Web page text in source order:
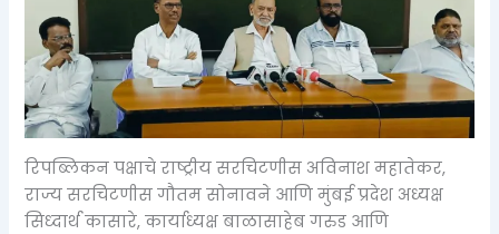
रिपब्लिकन पक्षाचे राष्ट्रीय सरचिटणीस अविनाश महातेकर,
राज्य सरचिटणीस गौतम सोनावने आणि मुंबई प्रदेश अध्यक्ष
सिध्दार्थ कासारे, कार्याध्यक्ष बाळासाहेब गरुड आणि